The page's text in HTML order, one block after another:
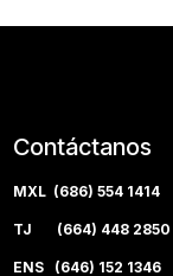
Contáctanos
MXL (686) 554 1414
TJ (664) 448 2850
ENS (646) 152 1346